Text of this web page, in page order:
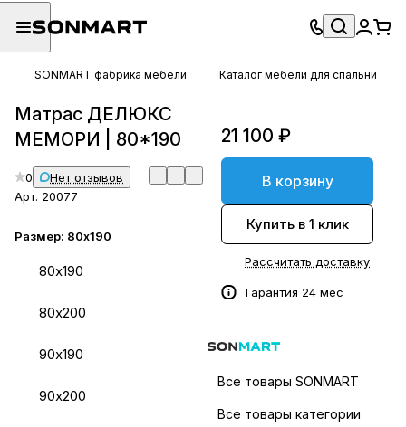
SONMART фабрика мебели Каталог мебели для спальни
Матрас ДЕЛЮКС
МЕМОРИ | 80*190
0
Нет отзывов
Арт. 20077
Размер: 80х190
80х190
80х200
90х190
90х200
21 100 ₽
В корзину
Купить в 1 клик
Рассчитать доставку
Гарантия 24 мес
Все товары SONMART
Все товары категории